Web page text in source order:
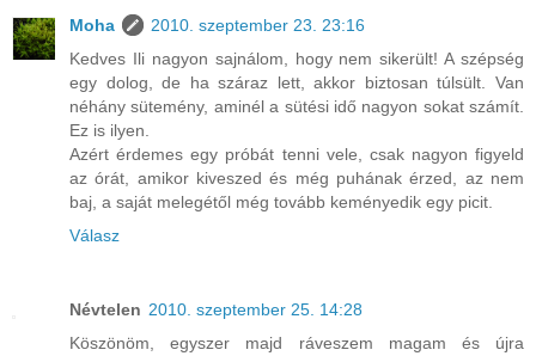
Moha
2010. szeptember 23. 23:16
Kedves Ili nagyon sajnálom, hogy nem sikerült! A szépség
egy dolog, de ha száraz lett, akkor biztosan túlsült. Van
néhány sütemény, aminél a sütési idő nagyon sokat számít.
Ez is ilyen.
Azért érdemes egy próbát tenni vele, csak nagyon figyeld
az órát, amikor kiveszed és még puhának érzed, az nem
baj, a saját melegétől még tovább keményedik egy picit.
Válasz
Névtelen 2010. szeptember 25. 14:28
Köszönöm, egyszer majd ráveszem magam és újra